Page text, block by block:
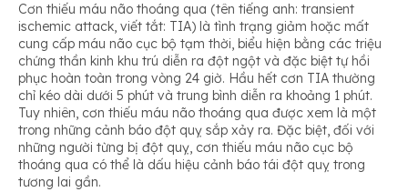
Cơn thiếu máu não thoáng qua (tên tiếng anh: transient
ischemic attack, viết tắt: TIA) là tình trạng giảm hoặc mất
cung cấp máu não cục bộ tạm thời, biểu hiện bằng các triệu
chứng thần kinh khu trú diễn ra đột ngột và đặc biệt tự hồi
phục hoàn toàn trong vòng 24 giờ. Hầu hết cơn TIA thường
chỉ kéo dài dưới 5 phút và trung bình diễn ra khoảng 1 phút.
Tuy nhiên, cơn thiếu máu não thoáng qua được xem là một
trong những cảnh báo đột quỵ sắp xảy ra. Đặc biệt, đối với
những người từng bị đột quỵ, cơn thiếu máu não cục bộ
thoáng qua có thể là dấu hiệu cảnh báo tái đột quỵ trong
tương lai gần.